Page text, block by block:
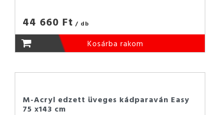
44 660 Ft / db
Kosárba rakom
M-Acryl edzett üveges kádparaván Easy
75 x143 cm